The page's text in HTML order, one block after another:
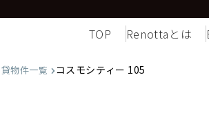
TOP Renottaとは
物件一覧 コスモシティー 105